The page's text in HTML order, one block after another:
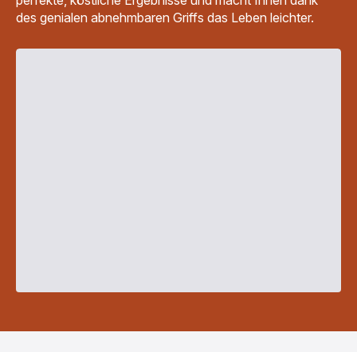
des genialen abnehmbaren Griffs das Leben leichter.